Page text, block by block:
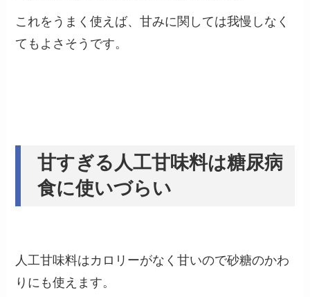
これをうまく使えば、甘みに関しては我慢しなく
てもよさそうです。
甘すぎる人工甘味料は糖尿病
食に使いづらい
人工甘味料はカロリーがなく甘いので砂糖のかわ
りにも使えます。